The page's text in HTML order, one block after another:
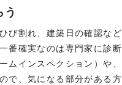
び割れ、建築日の確認な
番確実なのは専門家に診
ムインスペクション）や
で、気になる部分がある